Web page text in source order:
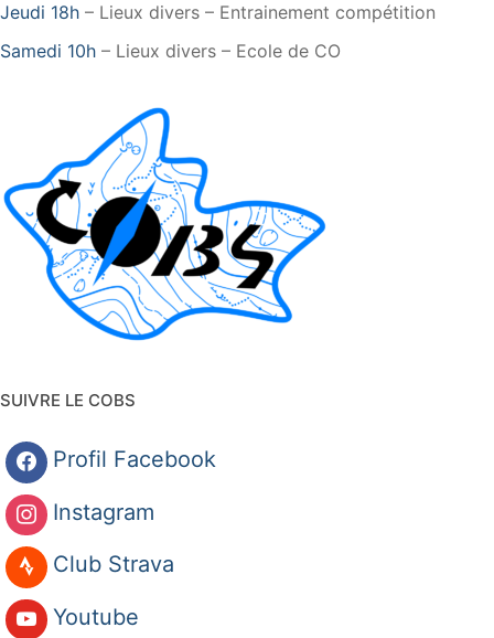
Jeudi 18h – Lieux divers – Entrainement compétition
Samedi 10h – Lieux divers – Ecole de CO
SUIVRE LE COBS
Profil Facebook
Instagram
Club Strava
Youtube